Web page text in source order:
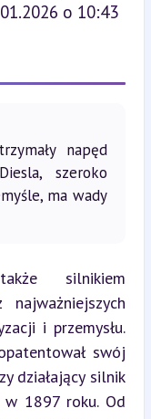
o 10:43
napęd
szeroko
ma wady
silnikiem
i przemysłu.
swój
działający silnik
w 1897 roku. Od